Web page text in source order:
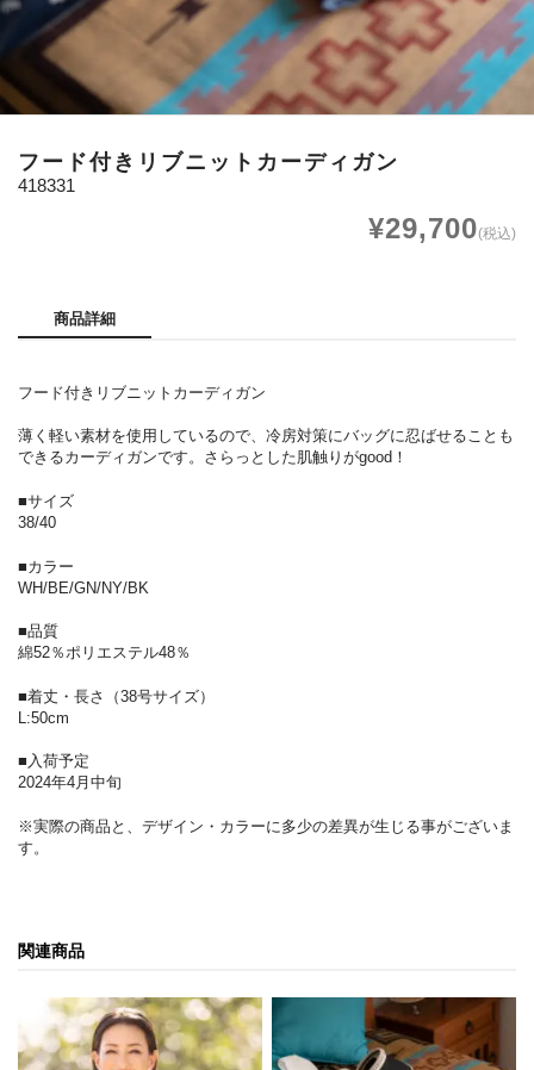
フード付きリブニットカーディガン
418331
¥29,700(税込)
商品詳細
フード付きリブニットカーディガン
薄く軽い素材を使用しているので、冷房対策にバッグに忍ばせることも
できるカーディガンです。さらっとした肌触りがgood！
■サイズ
38/40
■カラー
WH/BE/GN/NY/BK
■品質
綿52％ポリエステル48％
■着丈・長さ（38号サイズ）
L:50cm
■入荷予定
2024年4月中旬
※実際の商品と、デザイン・カラーに多少の差異が生じる事がございま
す。
関連商品